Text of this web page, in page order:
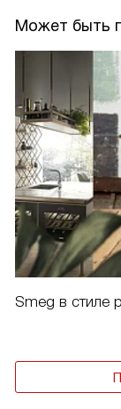
Может быть
Smeg в стиле